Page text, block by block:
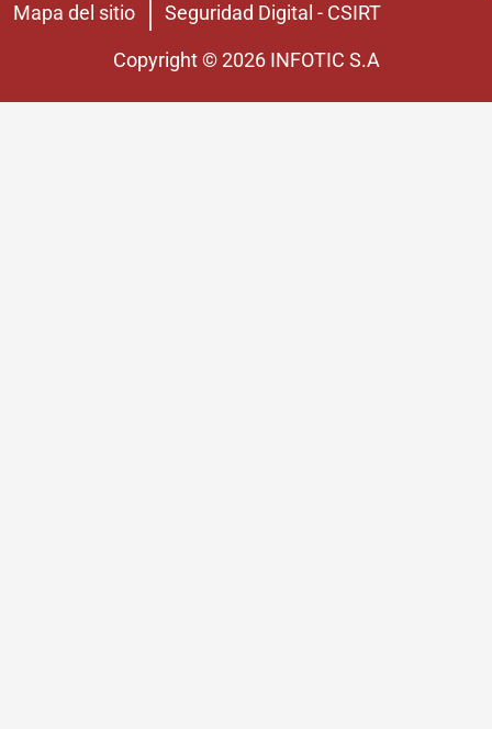
Mapa del sitio
Seguridad Digital - CSIRT
Copyright © 2026 INFOTIC S.A